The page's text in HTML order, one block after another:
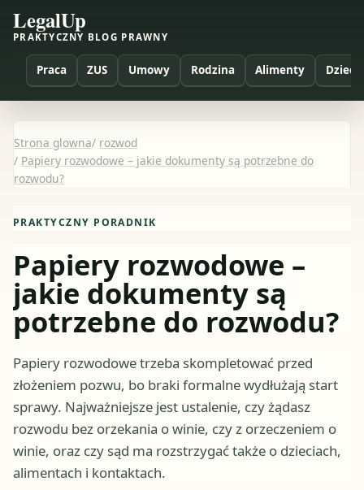
LegalUp
PRAKTYCZNY BLOG PRAWNY
Praca ZUS Umowy Rodzina Alimenty Dzieci
Strona glowna/ rozwod
/ Papiery rozwodowe – jakie dokumenty są potrzebne do
rozwodu?
PRAKTYCZNY PORADNIK
Papiery rozwodowe –
jakie dokumenty są
potrzebne do rozwodu?
Papiery rozwodowe trzeba skompletować przed
złożeniem pozwu, bo braki formalne wydłużają start
sprawy. Najważniejsze jest ustalenie, czy żądasz
rozwodu bez orzekania o winie, czy z orzeczeniem o
winie, oraz czy sąd ma rozstrzygać także o dzieciach,
alimentach i kontaktach.